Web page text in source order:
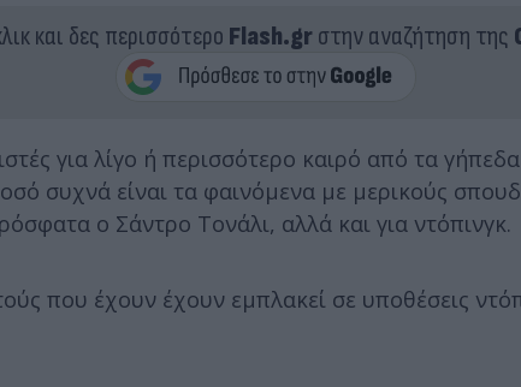
και δες περισσότερο Flash.grστην αναζήτηση της
για λίγο ή περισσότερο καιρό από τα
συχνά είναι τα φαινόμενα με μερικούς
ο Σάντρο Τονάλι, αλλά και για ντόπινγκ.
που έχουν έχουν εμπλακεί σε υποθέσεις